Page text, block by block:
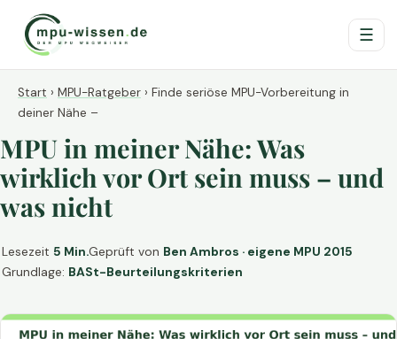
☰
Start › MPU-Ratgeber › Finde seriöse MPU-Vorbereitung in
deiner Nähe –
MPU in meiner Nähe: Was
wirklich vor Ort sein muss – und
was nicht
Lesezeit 5 Min.Geprüft von Ben Ambros · eigene MPU 2015
Grundlage: BASt-Beurteilungskriterien